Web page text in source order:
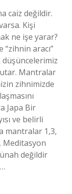
caiz değildir.
Kişi
ne işe yarar?
aracı”
Mantralar
zihnimizde
Japa Bir
ve belirli
mantralar 1,3,
Meditasyon
değildir